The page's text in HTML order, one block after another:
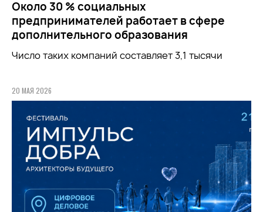
Около 30 % социальных
предпринимателей работает в сфере
дополнительного образования
Число таких компаний составляет 3,1 тысячи
20 МАЯ 2026